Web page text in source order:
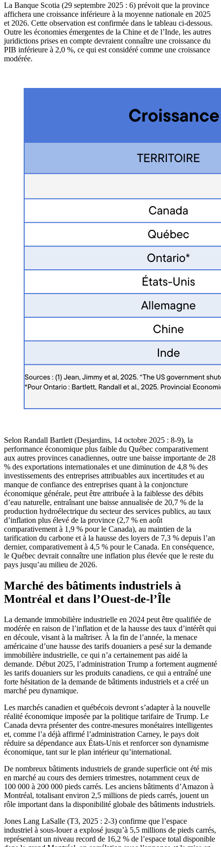
La Banque Scotia (29 septembre 2025 : 6) prévoit que la province
affichera une croissance inférieure à la moyenne nationale en 2025
et 2026. Cette observation est confirmée dans le tableau ci-dessous.
Outre les économies émergentes de la Chine et de l’Inde, les autres
juridictions prises en compte devraient connaître une croissance du
PIB inférieure à 2,0 %, ce qui est considéré comme une croissance
modérée.
Selon Randall Bartlett (Desjardins, 14 octobre 2025 : 8-9), la
performance économique plus faible du Québec comparativement
aux autres provinces canadiennes, outre une baisse importante de 28
% des exportations internationales et une diminution de 4,8 % des
investissements des entreprises attribuables aux incertitudes et au
manque de confiance des entreprises quant à la conjoncture
économique générale, peut être attribuée à la faiblesse des débits
d’eau naturelle, entraînant une baisse annualisée de 20,7 % de la
production hydroélectrique du secteur des services publics, au taux
d’inflation plus élevé de la province (2,7 % en août
comparativement à 1,9 % pour le Canada), au maintien de la
tarification du carbone et à la hausse des loyers de 7,3 % depuis l’an
dernier, comparativement à 4,5 % pour le Canada. En conséquence,
le Québec devrait connaître une inflation plus élevée que le reste du
pays jusqu’au milieu de 2026.
Marché des bâtiments industriels à
Montréal et dans l’Ouest-de-l’Île
La demande immobilière industrielle en 2024 peut être qualifiée de
modérée en raison de l’inflation et de la hausse des taux d’intérêt qui
en découle, visant à la maîtriser. À la fin de l’année, la menace
américaine d’une hausse des tarifs douaniers a pesé sur la demande
immobilière industrielle, ce qui n’a certainement pas aidé la
demande. Début 2025, l’administration Trump a fortement augmenté
les tarifs douaniers sur les produits canadiens, ce qui a entraîné une
forte hésitation de la demande de bâtiments industriels et a créé un
marché peu dynamique.
Les marchés canadien et québécois devront s’adapter à la nouvelle
réalité économique imposée par la politique tarifaire de Trump. Le
Canada devra présenter des contre-mesures monétaires intelligentes
et, comme l’a déjà affirmé l’administration Carney, le pays doit
réduire sa dépendance aux États-Unis et renforcer son dynamisme
économique, tant sur le plan intérieur qu’international.
De nombreux bâtiments industriels de grande superficie ont été mis
en marché au cours des derniers trimestres, notamment ceux de
100 000 à 200 000 pieds carrés. Les anciens bâtiments d’Amazon à
Montréal, totalisant environ 2,5 millions de pieds carrés, jouent un
rôle important dans la disponibilité globale des bâtiments industriels.
Jones Lang LaSalle (T3, 2025 : 2-3) confirme que l’espace
industriel à sous-louer a explosé jusqu’à 5,5 millions de pieds carrés,
représentant un niveau record de 16,2 % de l’espace total disponible